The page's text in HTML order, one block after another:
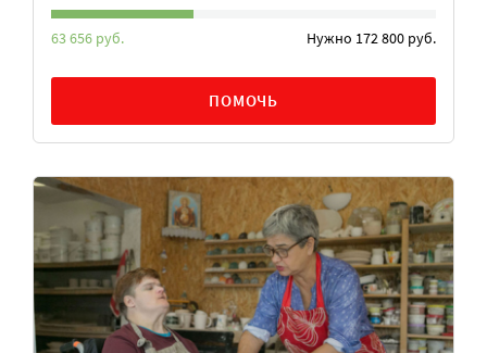
63 656 руб. Нужно 172 800 руб.
ПОМОЧЬ